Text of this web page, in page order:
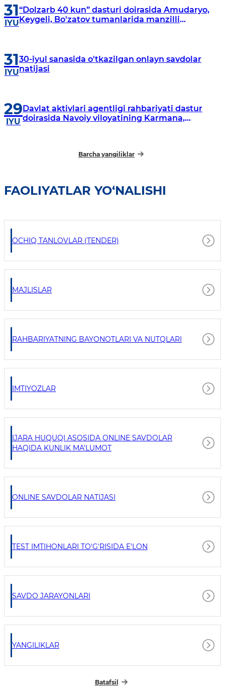
31
IYU
“Dolzarb 40 kun” dasturi doirasida Amudaryo,
Keygeli, Bo'zatov tumanlarida manzilli
31
IYU
30-iyul sanasida o'tkazilgan onlayn savdolar
natijasi
29
IYU
Davlat aktivlari agentligi rahbariyati dastur
doirasida Navoiy viloyatining Karmana,
Barcha yangiliklar
FAOLIYATLAR YO‘NALISHI
OCHIQ TANLOVLAR (TENDER)
MAJLISLAR
RAHBARIYATNING BAYONOTLARI VA NUTQLARI
IMTIYOZLAR
IJARA HUQUQI ASOSIDA ONLINE SAVDOLAR
HAQIDA KUNLIK MA'LUMOT
ONLINE SAVDOLAR NATIJASI
TEST IMTIHONLARI TO'G'RISIDA E'LON
SAVDO JARAYONLARI
YANGILIKLAR
Batafsil